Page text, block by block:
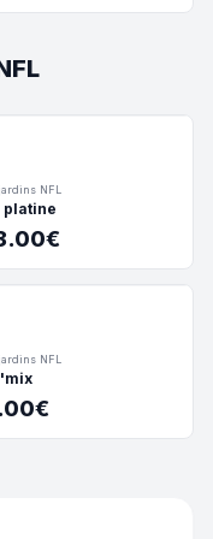
NFL
platine
NFL